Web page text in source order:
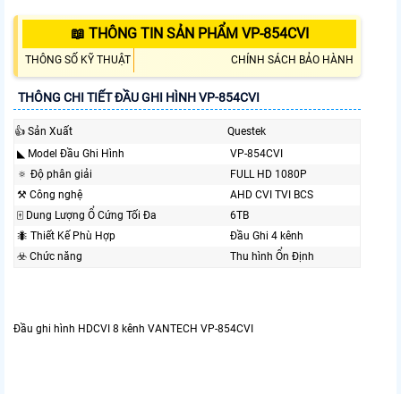
📖 THÔNG TIN SẢN PHẨM VP-854CVI
THÔNG SỐ KỸ THUẬT CHÍNH SÁCH BẢO HÀNH
THÔNG CHI TIẾT ĐẦU GHI HÌNH VP-854CVI
👍 Sản Xuất
Questek
◣ Model Đầu Ghi Hình
VP-854CVI
🔅 Độ phân giải
FULL HD 1080P
⚒ Công nghệ
AHD CVI TVI BCS
🀄 Dung Lượng Ổ Cứng Tối Đa
6TB
🐜 Thiết Kế Phù Hợp
Đầu Ghi 4 kênh
☣️ Chức năng
Thu hình Ổn Định
Đầu ghi hình HDCVI 8 kênh VANTECH VP-854CVI